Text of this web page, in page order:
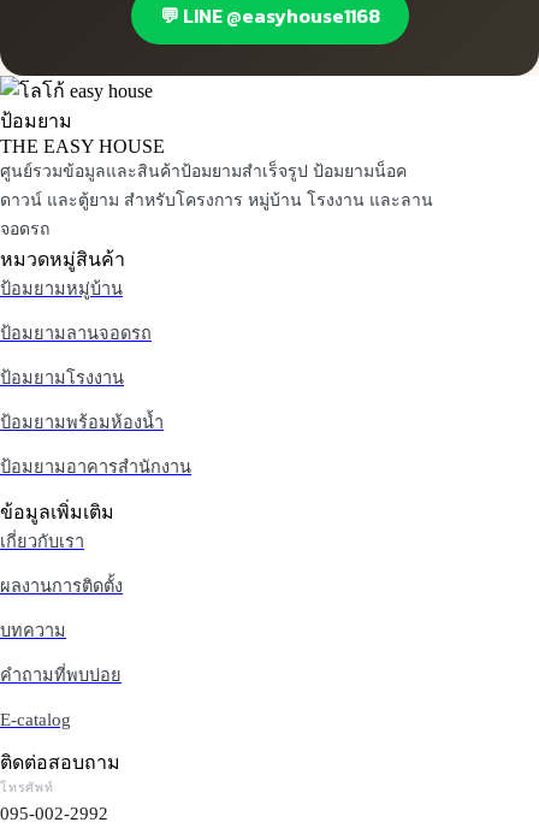
💬 LINE @easyhouse1168
ป้อมยาม
THE EASY HOUSE
ศูนย์รวมข้อมูลและสินค้าป้อมยามสำเร็จรูป ป้อมยามน็อค
ดาวน์ และตู้ยาม สำหรับโครงการ หมู่บ้าน โรงงาน และลาน
จอดรถ
หมวดหมู่สินค้า
ป้อมยามหมู่บ้าน
ป้อมยามลานจอดรถ
ป้อมยามโรงงาน
ป้อมยามพร้อมห้องน้ำ
ป้อมยามอาคารสำนักงาน
ข้อมูลเพิ่มเติม
เกี่ยวกับเรา
ผลงานการติดตั้ง
บทความ
คำถามที่พบบ่อย
E-catalog
ติดต่อสอบถาม
โทรศัพท์
095-002-2992